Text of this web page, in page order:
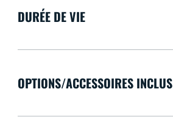
DURÉE DE VIE
OPTIONS/ACCESSOIRES INCLUS